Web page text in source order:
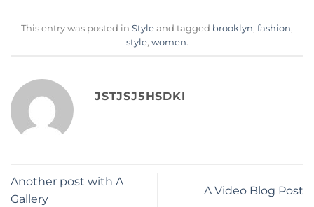
This entry was posted in Style and tagged brooklyn, fashion,
style, women.
JSTJSJ5HSDKI
Another post with A
Gallery
A Video Blog Post